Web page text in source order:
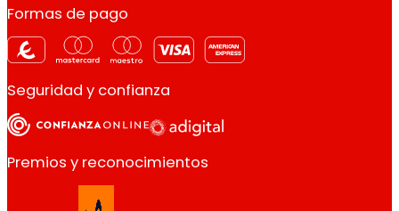
Formas de pago
Seguridad y confianza
Premios y reconocimientos